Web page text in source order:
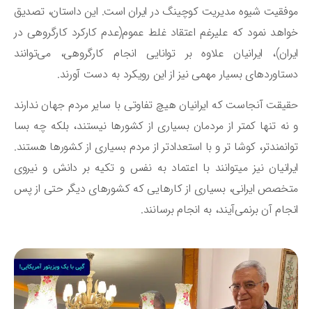
شیوه مدیریت کوچینگ در ایران است. این داستان، تصدیق
نمود که علیرغم اعتقاد غلط عموم(عدم کارکرد کارگروهی در
ایرانیان علاوه بر توانایی انجام کارگروهی، می‌توانند
بسیار مهمی نیز از این رویکرد به دست آورند.
آنجاست که ایرانیان هیچ تفاوتی با سایر مردم جهان ندارند
تنها کمتر از مردمان بسیاری از کشورها نیستند، بلکه چه بسا
کوشا تر و با استعدادتر از مردم بسیاری از کشورها هستند.
ایرانیان نیز می‎توانند با اعتماد به نفس و تکیه بر دانش و نیروی
ایرانی، بسیاری از کارهایی که کشورهای دیگر حتی از پس
آن برنمی‌آیند، به انجام برسانند.